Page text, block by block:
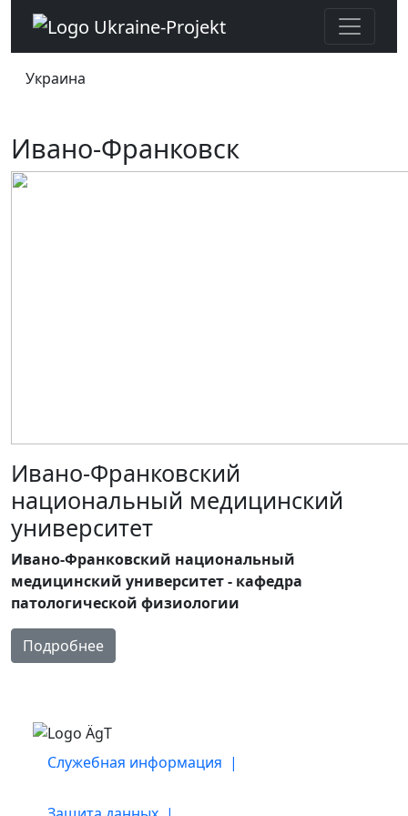
Украина
Ивано-Франковск
Ивано-Франковский
национальный медицинский
университет
Ивано-Франковский национальный
медицинский университет - кафедра
патологической физиологии
Подробнее
Служебная информация |